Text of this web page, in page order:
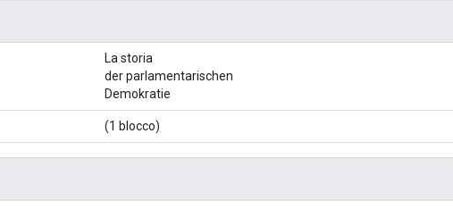
La storia
der parlamentarischen
Demokratie
(1 blocco)